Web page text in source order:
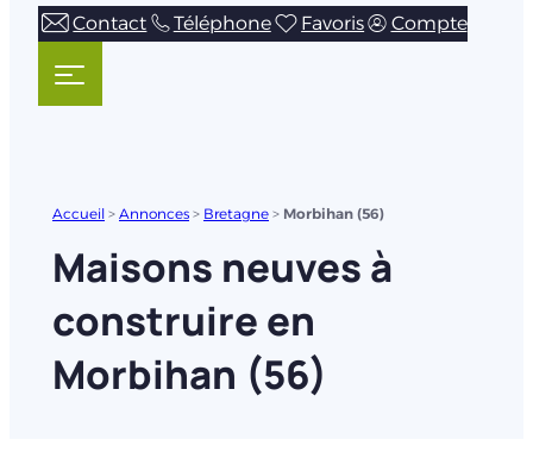
Contact
Téléphone Favoris Compte
Accueil > Annonces > Bretagne > Morbihan (56)
Maisons neuves à
construire en
Morbihan (56)